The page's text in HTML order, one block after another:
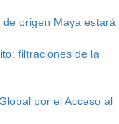
origen Maya estará
filtraciones de la
por el Acceso al